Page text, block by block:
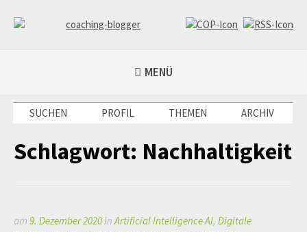
zum
MENÜ
Schlagwort: Nachhaltigkeit
am 9. Dezember 2020inArtificial Intelligence AI, Digitale
SUCHEN PROFIL THEMEN ARCHIV